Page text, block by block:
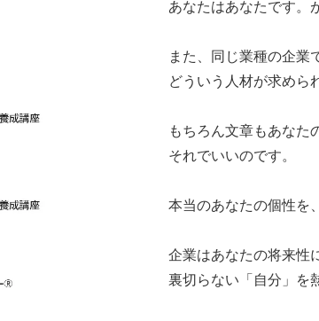
あなたはあなたです。
また、同じ業種の企業
どういう人材が求めら
もちろん文章もあなた
それでいいのです。
本当のあなたの個性を
企業はあなたの将来性
裏切らない「自分」を